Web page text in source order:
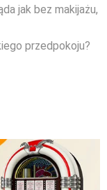
jak bez makijażu,
przedpokoju?